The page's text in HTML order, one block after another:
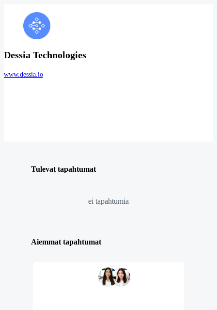
Dessia Technologies
www.dessia.io
Tulevat tapahtumat
ei tapahtumia
Aiemmat tapahtumat